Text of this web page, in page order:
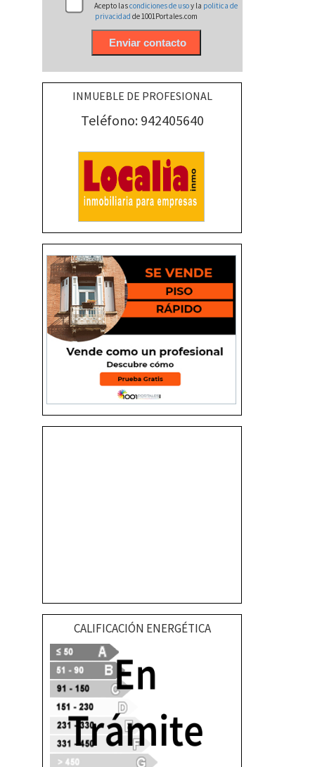
Acepto lascondiciones de usoy la politica de
privacidadde 1001Portales.com
INMUEBLE DE PROFESIONAL
Teléfono: 942405640
CALIFICACIÓN ENERGÉTICA